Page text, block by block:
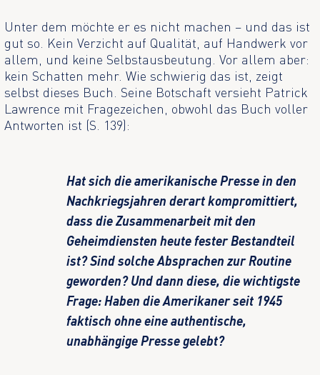
Unter dem möchte er es nicht machen – und das ist
gut so. Kein Verzicht auf Qualität, auf Handwerk vor
allem, und keine Selbstausbeutung. Vor allem aber:
kein Schatten mehr. Wie schwierig das ist, zeigt
selbst dieses Buch. Seine Botschaft versieht Patrick
Lawrence mit Fragezeichen, obwohl das Buch voller
Antworten ist (S. 139):
Hat sich die amerikanische Presse in den
Nachkriegsjahren derart kompromittiert,
dass die Zusammenarbeit mit den
Geheimdiensten heute fester Bestandteil
ist? Sind solche Absprachen zur Routine
geworden? Und dann diese, die wichtigste
Frage: Haben die Amerikaner seit 1945
faktisch ohne eine authentische,
unabhängige Presse gelebt?